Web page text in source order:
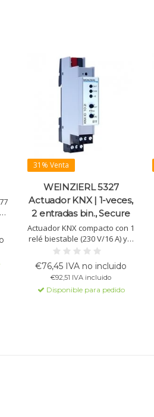
31% Venta
WEINZIERL 5327
Actuador KNX | 1-veces,
2 entradas bin., Secure
Actuador KNX compacto con 1
relé biestable (230 V/16 A) y 2
entradas binarias (12-230 V).
Para escenas, luz de
escalera, calefacción y
detección de cruce.
€76,45 IVA no incluido
€92,51 IVA incluido
Disponible para pedido